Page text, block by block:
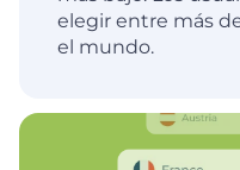
elegir entre más
el mundo.